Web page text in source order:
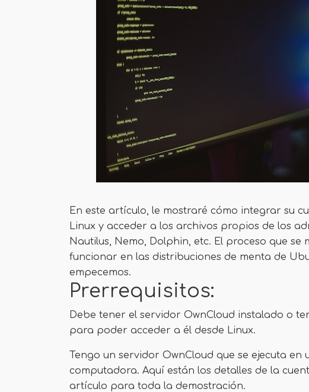
En este artículo, le mostraré cómo integrar su
Linux y acceder a los archivos propios de los
Nautilus, Nemo, Dolphin, etc. El proceso que
funcionar en las distribuciones de menta de
empecemos.
Prerrequisitos:
Debe tener el servidor OwnCloud instalado o
para poder acceder a él desde Linux.
Tengo un servidor OwnCloud que se ejecuta en
computadora. Aquí están los detalles de la
artículo para toda la demostración.